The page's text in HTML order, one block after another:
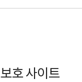
호 사이트